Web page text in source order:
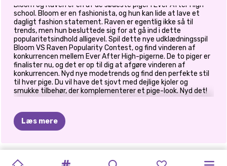
Bloom og Raven er en af de sødeste piger i Ever After High
school. Bloom er en fashionista, og hun kan lide at lave et
dagligt fashion statement. Raven er egentlig ikke så til
trends, men hun besluttede sig for at gå ind i dette
popularitetsindhold alligevel. Spil dette nye udklædningsspil
Bloom VS Raven Popularity Contest, og find vinderen af
konkurrencen mellem Ever After High-pigerne. De to piger er
finalister nu, og det er op til dig at afgøre vinderen af
konkurrencen. Nyd nye modetrends og find den perfekte stil
til hver pige. Du vil have det sjovt med dejlige kjoler og
smukke tilbehør, der komplementerer et pige-look. Nyd det!
Læs mere
ELIZAS
BLONDINER MÅNED
TILBAGE PRINSESSER MONSTER